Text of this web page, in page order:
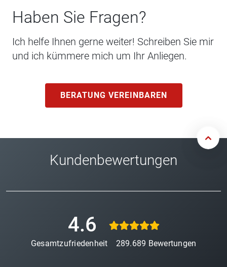
Haben Sie Fragen?
Ich helfe Ihnen gerne weiter! Schreiben Sie mir
und ich kümmere mich um Ihr Anliegen.
BERATUNG VEREINBAREN
Kundenbewertungen
4.6
Gesamtzufriedenheit 289.689 Bewertungen